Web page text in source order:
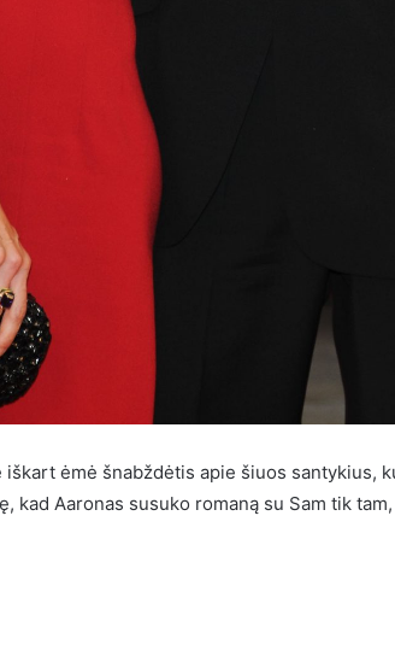
ėmė šnabždėtis apie šiuos santykius,
kad Aaronas susuko romaną su Sam tik